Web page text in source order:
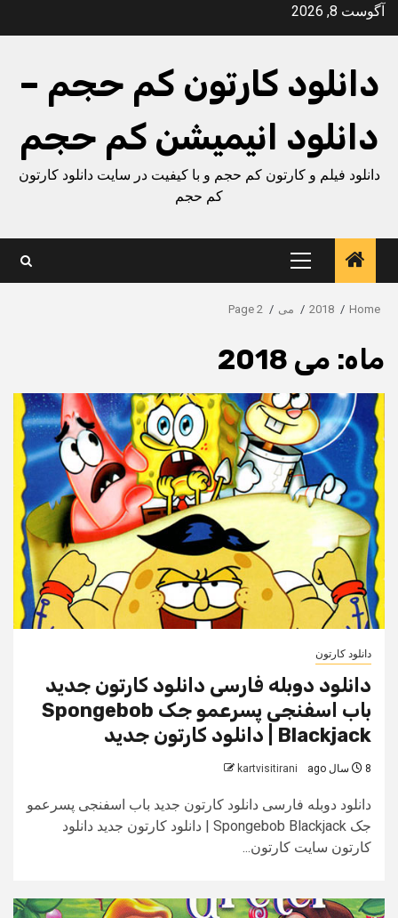
Skipآگوست 8, 2026
دانلود کارتون کم حجم –
دانلود انیمیشن کم حجم
دانلود فیلم و کارتون کم حجم و با کیفیت در سایت دانلود کارتون
کم حجم
Primary
Menu
Home
2018 می Page 2
ماه: می 2018
دانلود کارتون
دانلود دوبله فارسی دانلود کارتون جدید
باب اسفنجی پسرعمو جک Spongebob
Blackjack | دانلود کارتون جدید
8 سال ago kartvisitirani
دانلود دوبله فارسی دانلود کارتون جدید باب اسفنجی پسرعمو
جک Spongebob Blackjack | دانلود کارتون جدید دانلود
کارتون سایت کارتون...